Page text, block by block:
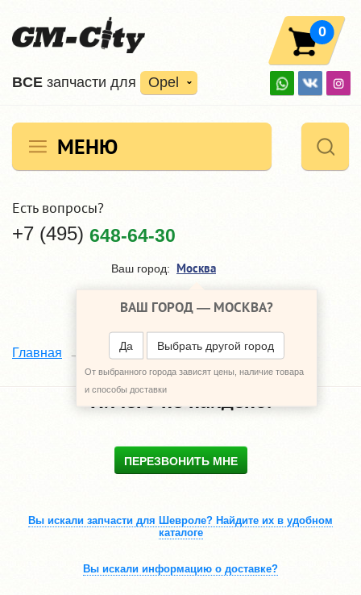
ВCE запчасти для Opel
0
МЕНЮ
Есть вопросы?
+7 (495) 648-64-30
Ваш город: Москва
ВАШ ГОРОД — МОСКВА?
Да Выбрать другой город
От выбранного города зависят цены, наличие товара
и способы доставки
Главная Каталог
Ничего не найдено.
ПЕРЕЗВОНИТЬ МНЕ
Вы искали запчасти для Шевроле? Найдите их в удобном
каталоге
Вы искали информацию о доставке?